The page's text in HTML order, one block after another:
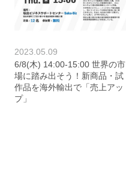
2023.05.09
6/8(木) 14:00-15:00 世界の市
場に踏み出そう！新商品・試
作品を海外輸出で「売上アッ
プ」